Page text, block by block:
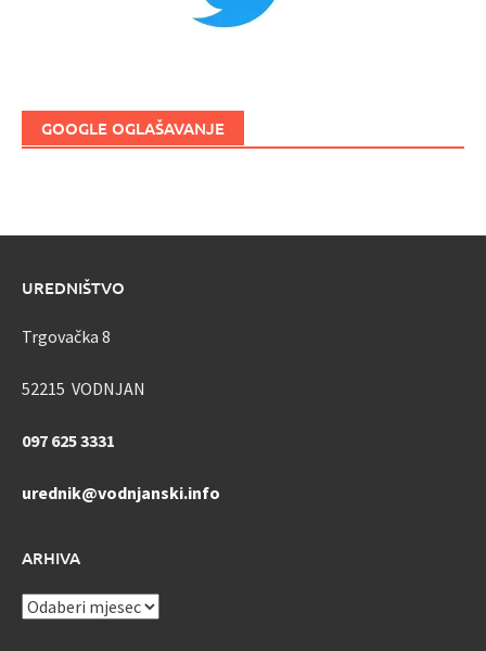
GOOGLE OGLAŠAVANJE
UREDNIŠTVO
Trgovačka 8
52215 VODNJAN
097 625 3331
urednik@vodnjanski.info
ARHIVA
ARHIVA